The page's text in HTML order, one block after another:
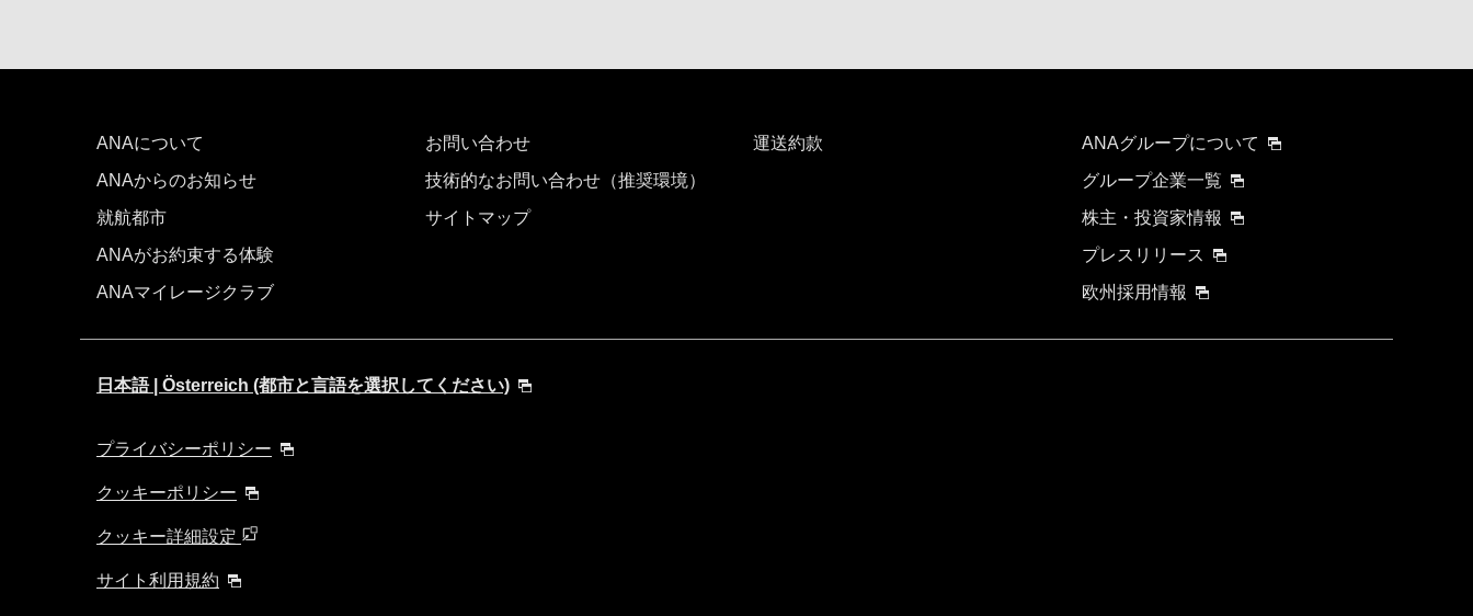
ANAについて
ANAからのお知らせ
就航都市
ANAがお約束する体験
ANAマイレージクラブ
お問い合わせ
技術的なお問い合わせ（推奨環境）
サイトマップ
運送約款
ANAグループについて
グループ企業一覧
株主・投資家情報
プレスリリース
欧州採用情報
日本語 | Österreich (都市と言語を選択してください)
プライバシーポリシー
クッキーポリシー
クッキー詳細設定
サイト利用規約